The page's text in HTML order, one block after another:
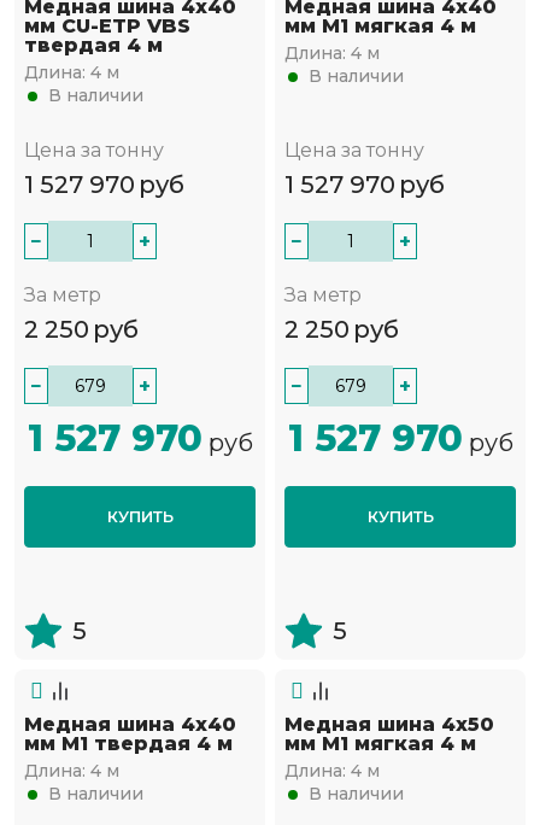
Медная шина 4х40
мм CU-ETP VBS
твердая 4 м
Длина: 4 м
В наличии
Цена за тонну
1 527 970 руб
− +
За метр
2 250 руб
− +
1 527 970 руб
КУПИТЬ
5
Медная шина 4х40
мм М1 мягкая 4 м
Длина: 4 м
В наличии
Цена за тонну
1 527 970 руб
− +
За метр
2 250 руб
− +
1 527 970 руб
КУПИТЬ
5
Медная шина 4х40
мм М1 твердая 4 м
Длина: 4 м
В наличии
Медная шина 4х50
мм М1 мягкая 4 м
Длина: 4 м
В наличии